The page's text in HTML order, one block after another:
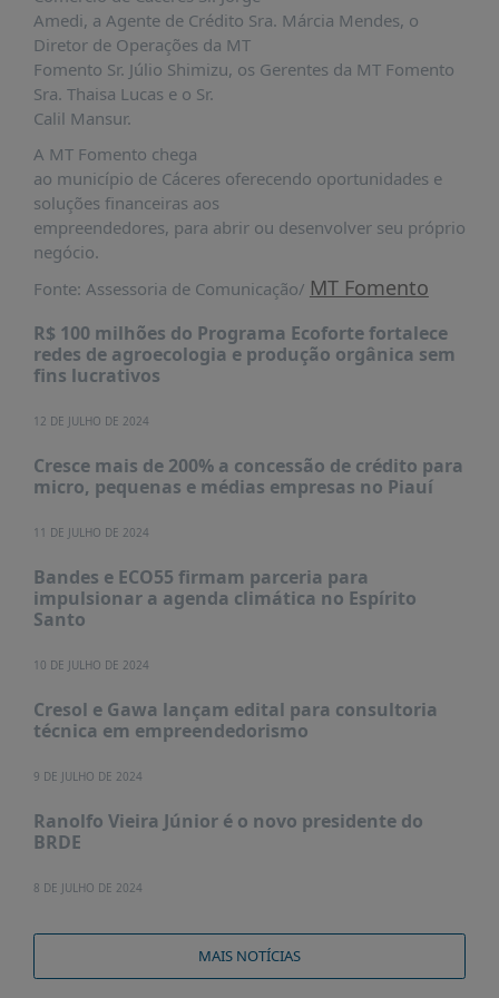
DADOS
FRENTE
PARLAMENTAR
SOBRE
A
FRENTE
MATERIAIS
E
EVENTOS
DISPONÍVEIS
RUMOS
LIVROS
PRÊMIO
ABDE
DE
+
CONTATO
Amedi, a Agente de Crédito Sra. Márcia Mendes, o
Diretor de Operações da MT
Fomento Sr. Júlio Shimizu, os Gerentes da MT Fomento
Sra. Thaisa Lucas e o Sr.
Calil Mansur.
A MT Fomento chega
ao município de Cáceres oferecendo oportunidades e
soluções financeiras aos
empreendedores, para abrir ou desenvolver seu próprio
negócio.
Fonte: Assessoria de Comunicação/ MT Fomento
R$ 100 milhões do Programa Ecoforte fortalece
redes de agroecologia e produção orgânica sem
fins lucrativos
12 DE JULHO DE 2024
Cresce mais de 200% a concessão de crédito para
micro, pequenas e médias empresas no Piauí
11 DE JULHO DE 2024
Bandes e ECO55 firmam parceria para
impulsionar a agenda climática no Espírito
Santo
10 DE JULHO DE 2024
Cresol e Gawa lançam edital para consultoria
técnica em empreendedorismo
9 DE JULHO DE 2024
Ranolfo Vieira Júnior é o novo presidente do
BRDE
8 DE JULHO DE 2024
MAIS NOTÍCIAS